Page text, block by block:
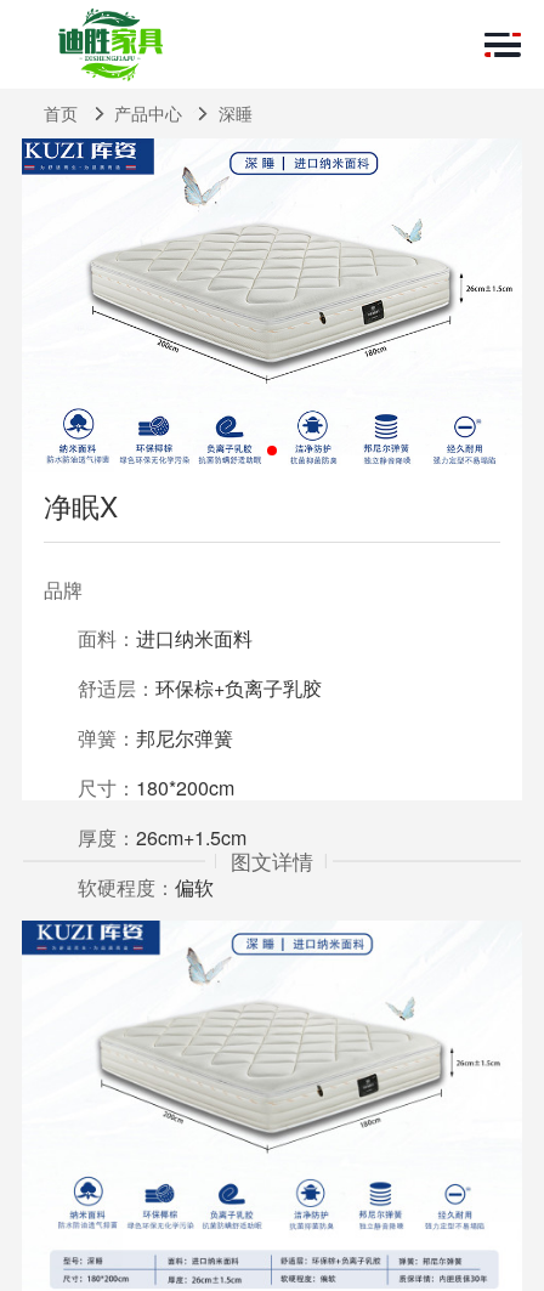
首页 产品中心 深睡
净眠X
品牌
面料：进口纳米面料
舒适层：环保棕+负离子乳胶
弹簧：邦尼尔弹簧
尺寸： 180*200cm
厚度：26cm+1.5cm
软硬程度：偏软
质保详情：
内胆质保30年
图文详情